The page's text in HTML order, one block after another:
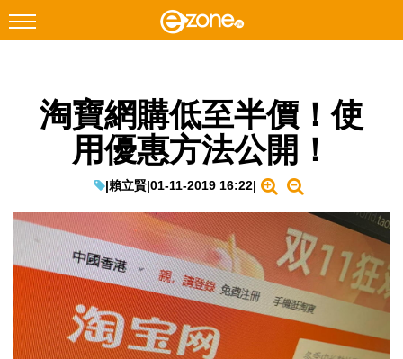
Facebook Instagram
遊戲動漫
教學評測
EduTech
IT Times
生成式AI與雲端應用
淘寶網購低至半價！使
用優惠方法公開！
|賴立賢|01-11-2019 16:22|